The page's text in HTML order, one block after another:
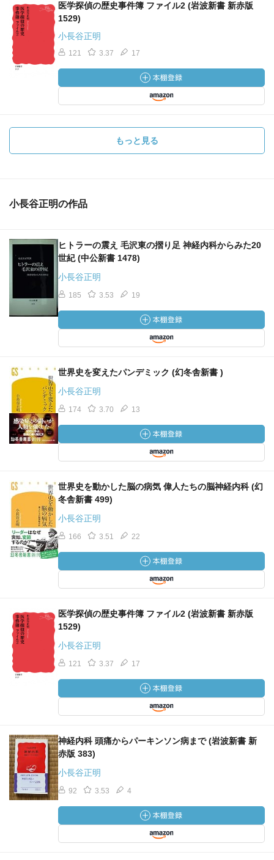
医学探偵の歴史事件簿 ファイル2 (岩波新書 新赤版
1529)
小長谷正明
121 3.37 17
もっと見る
小長谷正明の作品
ヒトラーの震え 毛沢東の摺り足 神経内科からみた20
世紀 (中公新書 1478)
小長谷正明
185 3.53 19
世界史を変えたパンデミック (幻冬舎新書 )
小長谷正明
174 3.70 13
世界史を動かした脳の病気 偉人たちの脳神経内科 (幻
冬舎新書 499)
小長谷正明
166 3.51 22
医学探偵の歴史事件簿 ファイル2 (岩波新書 新赤版
1529)
小長谷正明
121 3.37 17
神経内科 頭痛からパーキンソン病まで (岩波新書 新
赤版 383)
小長谷正明
92 3.53 4